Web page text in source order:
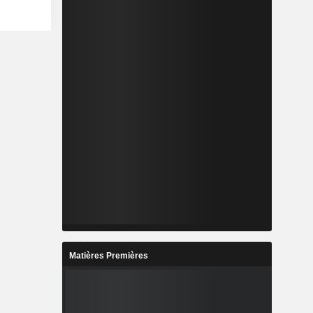
Matières Premières